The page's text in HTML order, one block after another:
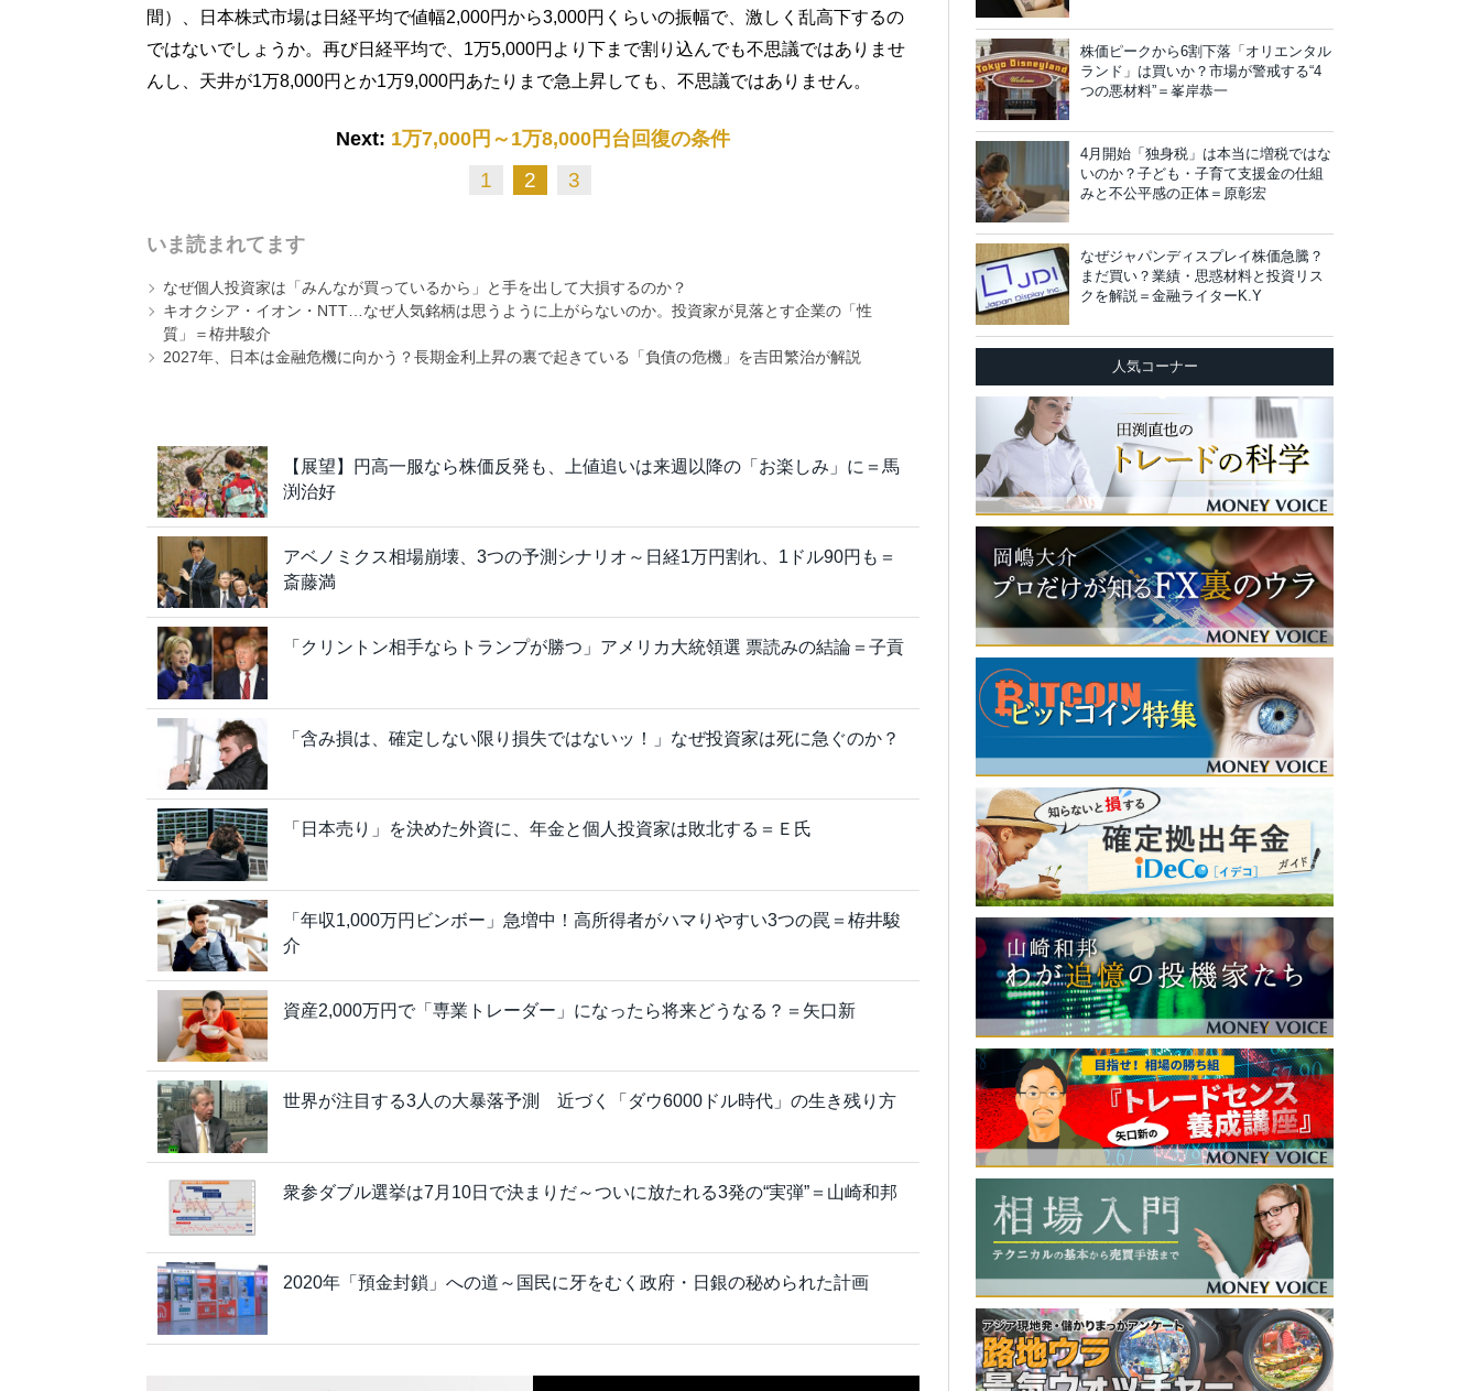
間）、日本株式市場は日経平均で値幅2,000円から3,000円くらいの振幅で、激しく乱高下するの
ではないでしょうか。再び日経平均で、1万5,000円より下まで割り込んでも不思議ではありませ
んし、天井が1万8,000円とか1万9,000円あたりまで急上昇しても、不思議ではありません。
Next: 1万7,000円～1万8,000円台回復の条件
1 2 3
いま読まれてます
なぜ個人投資家は「みんなが買っているから」と手を出して大損するのか？
キオクシア・イオン・NTT…なぜ人気銘柄は思うように上がらないのか。投資家が見落とす企業の「性
質」＝栫井駿介
2027年、日本は金融危機に向かう？長期金利上昇の裏で起きている「負債の危機」を吉田繁治が解説
【展望】円高一服なら株価反発も、上値追いは来週以降の「お楽しみ」に＝馬
渕治好
アベノミクス相場崩壊、3つの予測シナリオ～日経1万円割れ、1ドル90円も＝
斎藤満
「クリントン相手ならトランプが勝つ」アメリカ大統領選 票読みの結論＝子貢
「含み損は、確定しない限り損失ではないッ！」なぜ投資家は死に急ぐのか？
「日本売り」を決めた外資に、年金と個人投資家は敗北する＝Ｅ氏
「年収1,000万円ビンボー」急増中！高所得者がハマりやすい3つの罠＝栫井駿
介
資産2,000万円で「専業トレーダー」になったら将来どうなる？＝矢口新
世界が注目する3人の大暴落予測 近づく「ダウ6000ドル時代」の生き残り方
衆参ダブル選挙は7月10日で決まりだ～ついに放たれる3発の“実弾”＝山崎和邦
2020年「預金封鎖」への道～国民に牙をむく政府・日銀の秘められた計画
株価ピークから6割下落「オリエンタル
ランド」は買いか？市場が警戒する“4
つの悪材料”＝峯岸恭一
4月開始「独身税」は本当に増税ではな
いのか？子ども・子育て支援金の仕組
みと不公平感の正体＝原彰宏
なぜジャパンディスプレイ株価急騰？
まだ買い？業績・思惑材料と投資リス
クを解説＝金融ライターK.Y
人気コーナー